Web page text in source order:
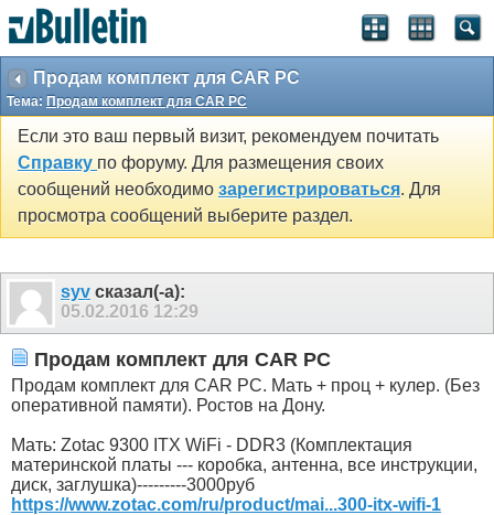
Продам комплект для CAR PC
Тема: Продам комплект для CAR PC
Если это ваш первый визит, рекомендуем почитать
Справку по форуму. Для размещения своих
сообщений необходимо зарегистрироваться. Для
просмотра сообщений выберите раздел.
syv сказал(-а):
05.02.2016 12:29
Продам комплект для CAR PC
Продам комплект для CAR PC. Мать + проц + кулер. (Без
оперативной памяти). Ростов на Дону.
Мать: Zotac 9300 ITX WiFi - DDR3 (Комплектация
материнской платы --- коробка, антенна, все инструкции,
диск, заглушка)---------3000руб
https://www.zotac.com/ru/product/mai...300-itx-wifi-1